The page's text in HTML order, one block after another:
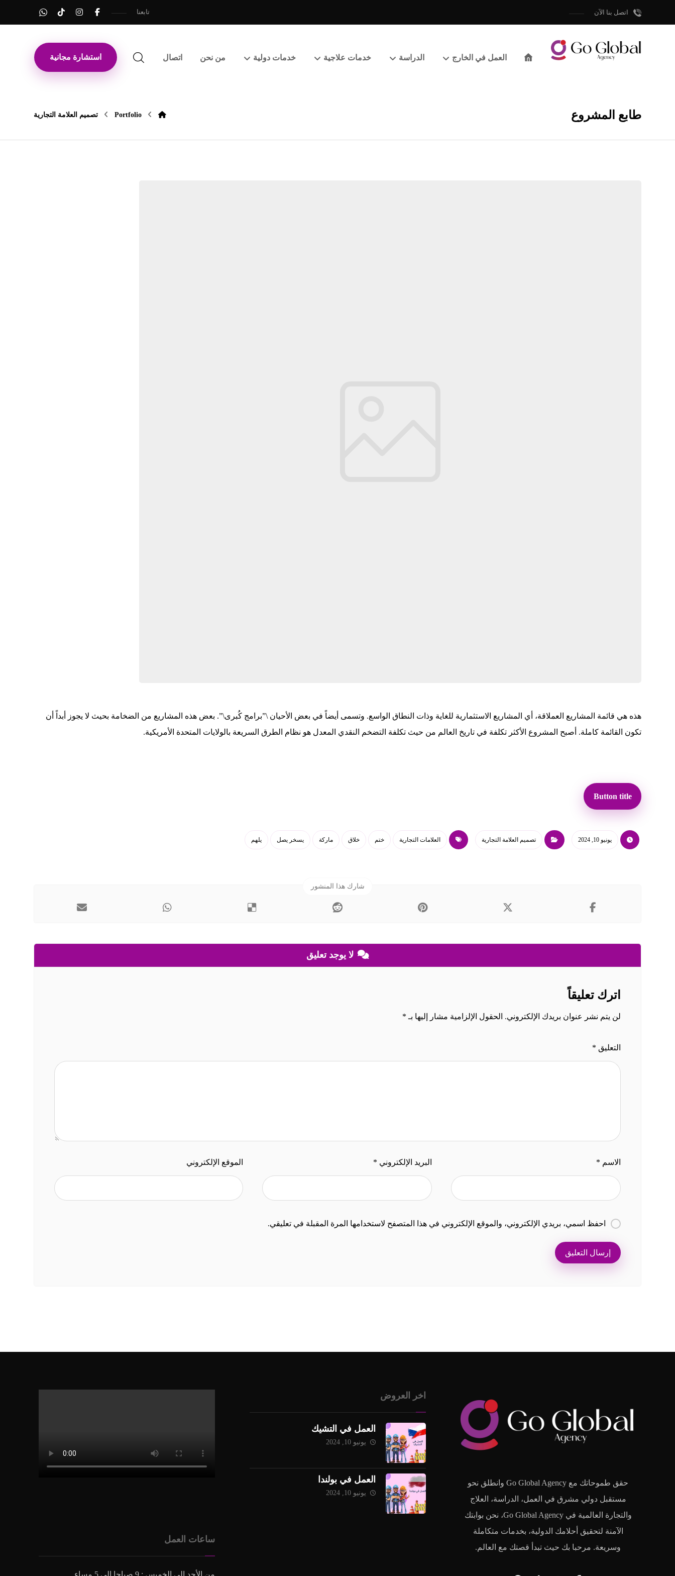
اتصل بنا الآن تابعنا
استشارة مجانية العمل في الخارج الدراسة خدمات علاجية خدمات دولية من نحن اتصال
طابع المشروع Portfolio تصميم العلامة التجارية
هذه هي قائمة المشاريع العملاقة، أي المشاريع الاستثمارية للغاية وذات النطاق الواسع. وتسمى أيضاً في بعض الأحيان \”برامج كُبرى\”. بعض هذه المشاريع من الضخامة بحيث لا يجوز أبداً أن
تكون القائمة كاملة. أصبح المشروع الأكثر تكلفة في تاريخ العالم من حيث تكلفة التضخم النقدي المعدل هو نظام الطرق السريعة بالولايات المتحدة الأمريكية.
Button title
يونيو 10, 2024 تصميم العلامة التجارية العلامات التجارية ختم خلاق ماركة يسخر يصل يلهم
لا يوجد تعليق
اترك تعليقاً
لن يتم نشر عنوان بريدك الإلكتروني. الحقول الإلزامية مشار إليها بـ *
التعليق *
الاسم * البريد الإلكتروني * الموقع الإلكتروني
احفظ اسمي، بريدي الإلكتروني، والموقع الإلكتروني في هذا المتصفح لاستخدامها المرة المقبلة في تعليقي.
حقق طموحاتك مع Go Global Agency وانطلق نحو
مستقبل دولي مشرق في العمل، الدراسة، العلاج
والتجارة العالمية في Go Global Agency، نحن بوابتك
الآمنة لتحقيق أحلامك الدولية، بخدمات متكاملة
وسريعة. مرحبا بك حيث تبدأ قصتك مع العالم.
اخر العروض
العمل في التشيك
يونيو 10, 2024
العمل في بولندا
يونيو 10, 2024
ساعات العمل
من الأحد الى الخميس : 9 صباحا الى 5 مساء